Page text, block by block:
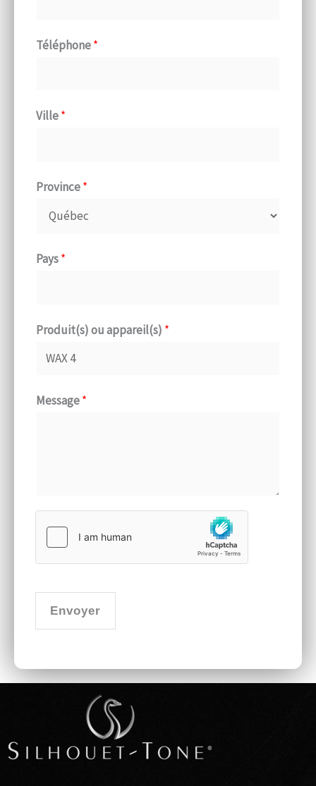
Téléphone*
Ville*
Province*
Pays*
Produit(s) ou appareil(s) *
Message*
Envoyer